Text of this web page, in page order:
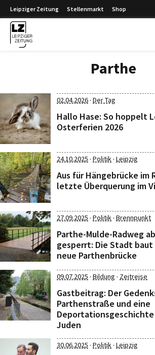
Leipziger Zeitung Stellenmarkt Shop
Parthe
02.04.2026· Der Tag
Hallo Hase: So hoppelt
Osterferien 2026
24.10.2025 · Politik· Leipzig
Aus für Hängebrücke im
letzte Überquerung im
27.09.2025 · Politik· Brennpunkt
Parthe-Mulde-Radweg
gesperrt: Die Stadt baut
neue Parthenbrücke
09.07.2025 · Bildung · Zeitreise
Gastbeitrag: Der
Parthenstraße und eine
Juden
30.06.2025 · Politik· Leipzig